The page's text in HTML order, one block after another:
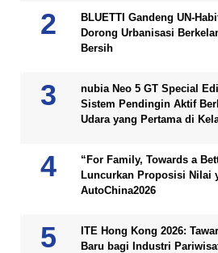
BLUETTI Gandeng UN-
Dorong Urbanisasi
Bersih
nubia Neo 5 GT Special
Sistem Pendingin Aktif
Udara yang Pertama di
“For Family, Towards a
Luncurkan Proposisi Nilai
AutoChina2026
ITE Hong Kong 2026:
Baru bagi Industri